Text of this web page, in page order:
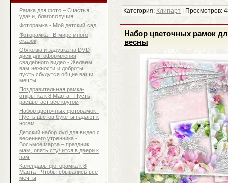
Рамка для фото – Счастья,
удачи, благополучия
Фоторамка - Мой детский сад
Фоторамка - В мире много
сказок
Обложка и задувка на DVD
диск для оформления
свадебного видео - Желаем
вам нежности и доброты,
пусть сбудутся общие ваши
мечты
Поздравительная рамка-
открытка к 8 Марта - Пусть
расцветает всё кругом
Набор цветочных фоторамок -
Пусть цветов букеты падают к
ногам
Детский набор dvd для видео с
весеннего утренника -
Восьмое марта – праздник
мам, опять стучится в двери к
нам
Календарь-фоторамка к 8
Марта - Чтобы сбывались все
мечты
Категория: Клипарт| Просмотров:
Набор цветочных рамок
весны